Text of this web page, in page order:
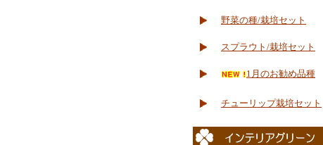
野菜の種/栽培セット
スプラウト/栽培セット
1月のお勧め品種
チューリップ栽培セット